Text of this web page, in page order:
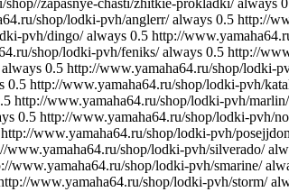
zapasnye-chasti/zhitkie-prokladki/ always
shop/lodki-pvh/anglerr/ always 0.5 http://
pvh/dingo/ always 0.5 http://
shop/lodki-pvh/feniks/ always 0.5 http://
always 0.5 http://www.yamaha64.ru/shop/lodki-
0.5 http://www.yamaha64.ru/shop/lodki-pvh/
http://www.yamaha64.ru/shop/lodki-pvh/marlin/
0.5 http://www.yamaha64.ru/shop/lodki-pvh/
http://www.yamaha64.ru/shop/lodki-pvh/
www.yamaha64.ru/shop/lodki-pvh/silverado/
www.yamaha64.ru/shop/lodki-pvh/smarine/
www.yamaha64.ru/shop/lodki-pvh/storm/